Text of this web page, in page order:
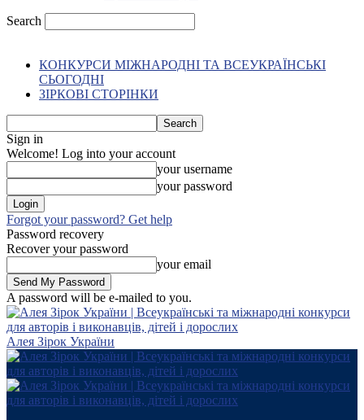
Search
КОНКУРСИ МІЖНАРОДНІ ТА ВСЕУКРАЇНСЬКІ
СЬОГОДНІ
ЗІРКОВІ СТОРІНКИ
Sign in
Welcome! Log into your account
your username
your password
Forgot your password? Get help
Password recovery
Recover your password
your email
A password will be e-mailed to you.
Алея Зірок України